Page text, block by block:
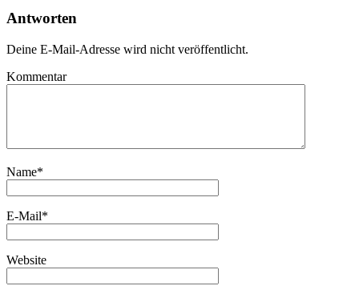
Antworten
Deine E-Mail-Adresse wird nicht veröffentlicht.
Kommentar
Name*
E-Mail*
Website